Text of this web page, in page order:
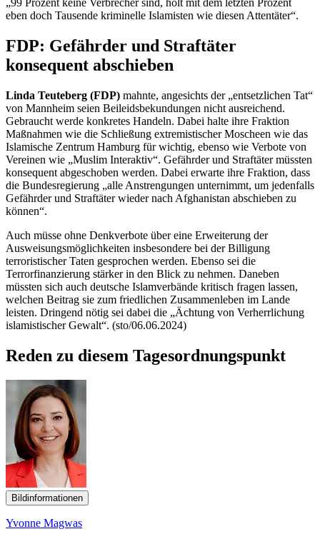
„99 Prozent keine Verbrecher sind, holt mit dem letzten Prozent
eben doch Tausende kriminelle Islamisten wie diesen Attentäter“.
FDP: Gefährder und Straftäter
konsequent abschieben
Linda Teuteberg (FDP) mahnte, angesichts der „entsetzlichen Tat“
von Mannheim seien Beileidsbekundungen nicht ausreichend.
Gebraucht werde konkretes Handeln. Dabei halte ihre Fraktion
Maßnahmen wie die Schließung extremistischer Moscheen wie das
Islamische Zentrum Hamburg für wichtig, ebenso wie Verbote von
Vereinen wie „Muslim Interaktiv“. Gefährder und Straftäter müssten
konsequent abgeschoben werden. Dabei erwarte ihre Fraktion, dass
die Bundesregierung „alle Anstrengungen unternimmt, um jedenfalls
Gefährder und Straftäter wieder nach Afghanistan abschieben zu
können“.
Auch müsse ohne Denkverbote über eine Erweiterung der
Ausweisungsmöglichkeiten insbesondere bei der Billigung
terroristischer Taten gesprochen werden. Ebenso sei die
Terrorfinanzierung stärker in den Blick zu nehmen. Daneben
müssten sich auch deutsche Islamverbände kritisch fragen lassen,
welchen Beitrag sie zum friedlichen Zusammenleben im Lande
leisten. Dringend nötig sei dabei die „Ächtung von Verherrlichung
islamistischer Gewalt“. (sto/06.06.2024)
Reden zu diesem Tagesordnungspunkt
Bildinformationen
Yvonne Magwas